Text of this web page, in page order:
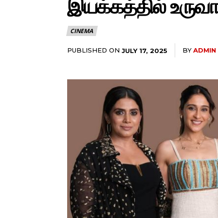
இயக்கத்தில்
CINEMA
PUBLISHED ON JULY 17, 2025 BYADMIN